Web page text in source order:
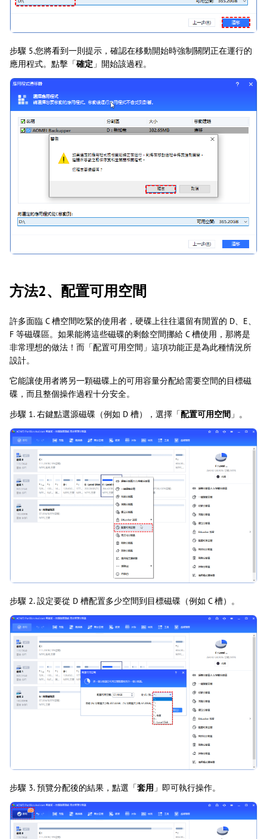
步驟 5.您將看到一則提示，確認在移動開始時強制關閉正在運行的
應用程式。點擊「確定 」開始該過程。
方法2、配置可用空間
許多面臨 C 槽空間吃緊的使用者，硬碟上往往還留有閒置的 D、E、
F 等磁碟區。如果能將這些磁碟的剩餘空間挪給 C 槽使用，那將是
非常理想的做法！而「配置可用空間」這項功能正是為此種情況所
設計。
它能讓使用者將另一顆磁碟上的可用容量分配給需要空間的目標磁
碟，而且整個操作過程十分安全。
步驟 1. 右鍵點選源磁碟（例如 D 槽），選擇「配置可用空間 」。
步驟 2. 設定要從 D 槽配置多少空間到目標磁碟（例如 C 槽）。
步驟 3. 預覽分配後的結果，點選「套用 」即可執行操作。